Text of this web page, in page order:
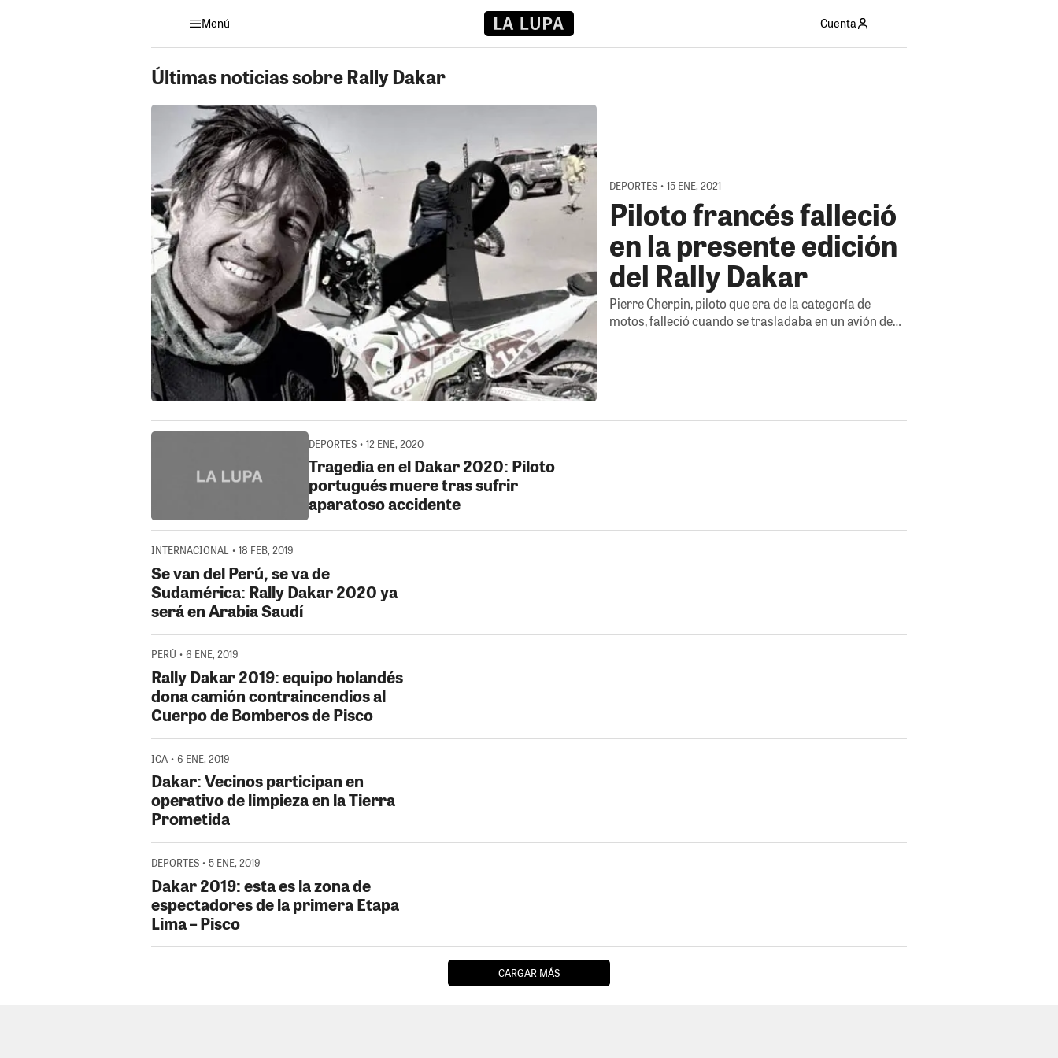
Menú Cuenta
Últimas noticias sobre Rally Dakar
DEPORTES • 15 ENE, 2021
Piloto francés falleció
en la presente edición
del Rally Dakar
Pierre Cherpin, piloto que era de la categoría de
motos, falleció cuando se trasladaba en un avión de…
DEPORTES • 12 ENE, 2020
Tragedia en el Dakar 2020: Piloto
portugués muere tras sufrir
aparatoso accidente
INTERNACIONAL • 18 FEB, 2019
Se van del Perú, se va de
Sudamérica: Rally Dakar 2020 ya
será en Arabia Saudí
PERÚ • 6 ENE, 2019
Rally Dakar 2019: equipo holandés
dona camión contraincendios al
Cuerpo de Bomberos de Pisco
ICA • 6 ENE, 2019
Dakar: Vecinos participan en
operativo de limpieza en la Tierra
Prometida
DEPORTES • 5 ENE, 2019
Dakar 2019: esta es la zona de
espectadores de la primera Etapa
Lima – Pisco
CARGAR MÁS